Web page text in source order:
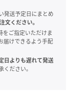
発送予定日にまとめ
文ください。
ご指定いただけま
届けできるよう手配
日よりも遅れて発送
ださい。